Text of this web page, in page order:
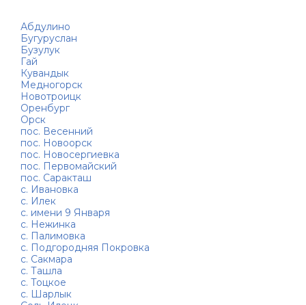
Абдулино
Бугуруслан
Бузулук
Гай
Кувандык
Медногорск
Новотроицк
Оренбург
Орск
пос. Весенний
пос. Новоорск
пос. Новосергиевка
пос. Первомайский
пос. Саракташ
с. Ивановка
с. Илек
с. имени 9 Января
с. Нежинка
с. Палимовка
с. Подгородняя Покровка
с. Сакмара
с. Ташла
с. Тоцкое
с. Шарлык